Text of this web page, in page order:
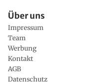
Über uns
Impressum
Team
Werbung
Kontakt
AGB
Datenschutz